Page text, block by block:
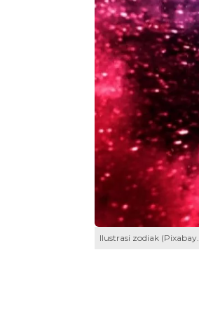
Ilustrasi zodiak